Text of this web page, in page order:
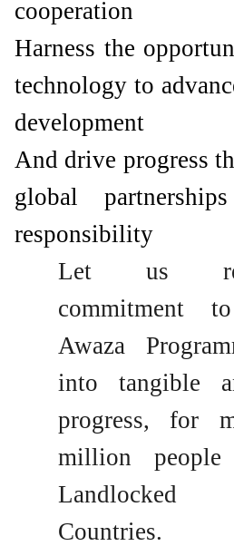
cooperation
Harness the
technology to
development
And drive progress
global
responsibility
Let us
commitment
Awaza
into tangible
progress, for
million
Landlocked
Countries.